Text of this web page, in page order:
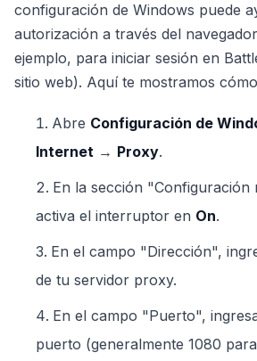
configuración de Windows puede
autorización a través del
ejemplo, para iniciar sesión en
sitio web). Aquí te mostramos
Abre Configuración de
Internet → Proxy.
En la sección "Configuración
activa el interruptor en On.
En el campo "Dirección",
de tu servidor proxy.
En el campo "Puerto",
puerto (generalmente 1080